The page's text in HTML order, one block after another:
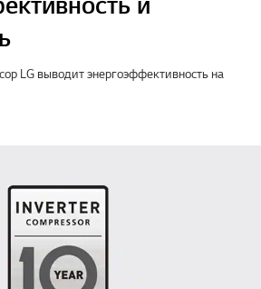
LG выводит энергоэффективность на